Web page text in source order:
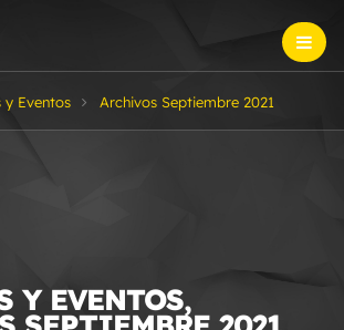
y Eventos Archivos Septiembre 2021
Y EVENTOS,